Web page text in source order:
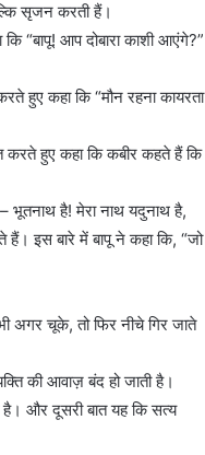
सृजन करती हैं।
“बापू! आप दोबारा काशी आएंगे?”
हुए कहा कि “मौन रहना कायरता
करते हुए कहा कि कबीर कहते हैं कि
– भूतनाथ है! मेरा नाथ यदुनाथ है,
इस बारे में बापू ने कहा कि, “जो
अगर चूके, तो फिर नीचे गिर जाते
की आवाज़ बंद हो जाती है।
और दूसरी बात यह कि सत्य